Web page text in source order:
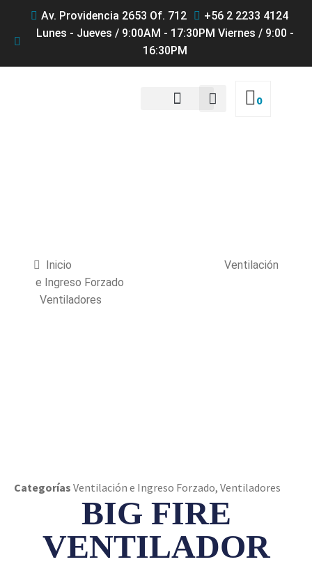
Av. Providencia 2653 Of. 712
+56 2 2233 4124
Lunes - Jueves / 9:00AM - 17:30PM Viernes / 9:00 -
16:30PM
0
Inicio
Ventilación
e Ingreso Forzado
Ventiladores
Categorías Ventilación e Ingreso Forzado, Ventiladores
BIG FIRE
VENTILADOR